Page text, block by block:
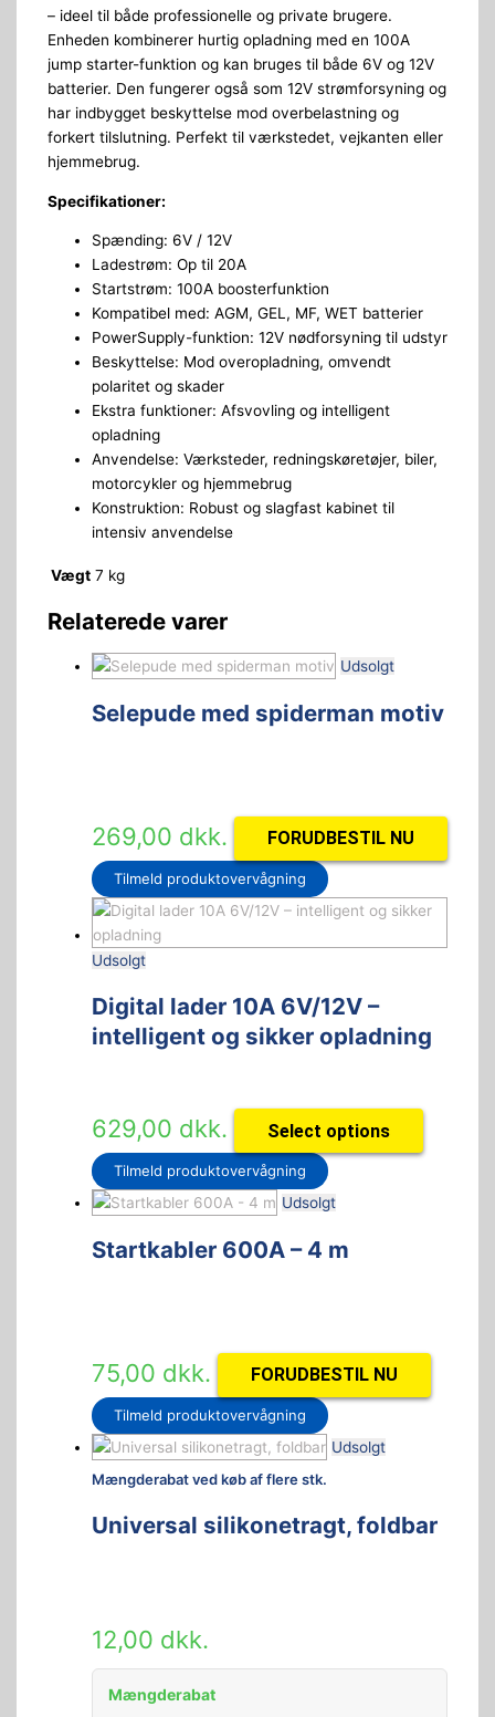
– ideel til både professionelle og private brugere.
Enheden kombinerer hurtig opladning med en 100A
jump starter-funktion og kan bruges til både 6V og 12V
batterier. Den fungerer også som 12V strømforsyning og
har indbygget beskyttelse mod overbelastning og
forkert tilslutning. Perfekt til værkstedet, vejkanten eller
hjemmebrug.
Specifikationer:
Spænding: 6V / 12V
Ladestrøm: Op til 20A
Startstrøm: 100A boosterfunktion
Kompatibel med: AGM, GEL, MF, WET batterier
PowerSupply-funktion: 12V nødforsyning til udstyr
Beskyttelse: Mod overopladning, omvendt
polaritet og skader
Ekstra funktioner: Afsvovling og intelligent
opladning
Anvendelse: Værksteder, redningskøretøjer, biler,
motorcykler og hjemmebrug
Konstruktion: Robust og slagfast kabinet til
intensiv anvendelse
Vægt 7 kg
Relaterede varer
Udsolgt
Selepude med spiderman motiv
269,00 dkk. FORUDBESTIL NU
Tilmeld produktovervågning
Udsolgt
Digital lader 10A 6V/12V –
intelligent og sikker opladning
629,00 dkk. Select options
Tilmeld produktovervågning
Udsolgt
Startkabler 600A – 4 m
75,00 dkk. FORUDBESTIL NU
Tilmeld produktovervågning
Udsolgt
Mængderabat ved køb af flere stk.
Universal silikonetragt, foldbar
12,00 dkk.
Mængderabat